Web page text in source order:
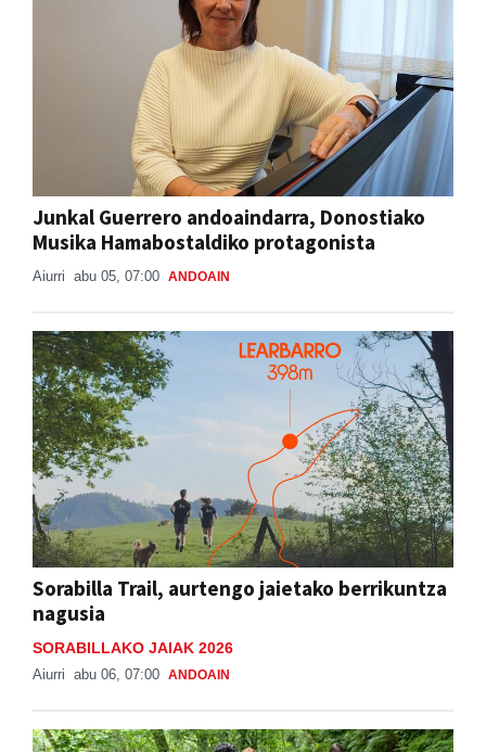
Junkal Guerrero andoaindarra, Donostiako
Musika Hamabostaldiko protagonista
Aiurri abu 05, 07:00 ANDOAIN
Sorabilla Trail, aurtengo jaietako berrikuntza
nagusia
SORABILLAKO JAIAK 2026
Aiurri abu 06, 07:00 ANDOAIN